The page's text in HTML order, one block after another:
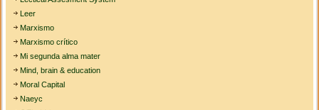
Leer
Marxismo
Marxismo crítico
Mi segunda alma mater
Mind, brain & education
Moral Capital
Naeyc